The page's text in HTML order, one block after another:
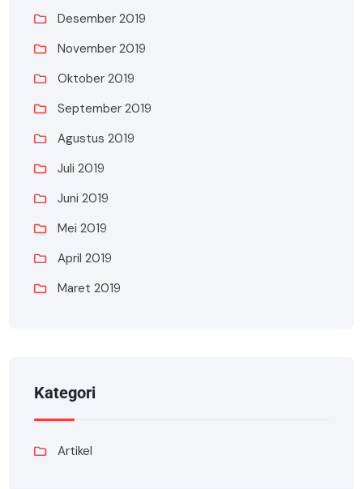
Desember 2019
November 2019
Oktober 2019
September 2019
Agustus 2019
Juli 2019
Juni 2019
Mei 2019
April 2019
Maret 2019
Kategori
Artikel